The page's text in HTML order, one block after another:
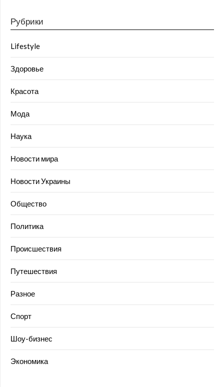
Рубрики
Lifestyle
Здоровье
Красота
Мода
Наука
Новости мира
Новости Украины
Общество
Политика
Происшествия
Путешествия
Разное
Спорт
Шоу-бизнес
Экономика